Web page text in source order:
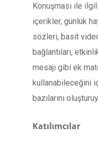
Konuşması ile
içerikler, günlük
sözleri, basit
bağlantıları,
mesajı gibi ek
kullanabileceğini
bazılarını
Katılımcılar